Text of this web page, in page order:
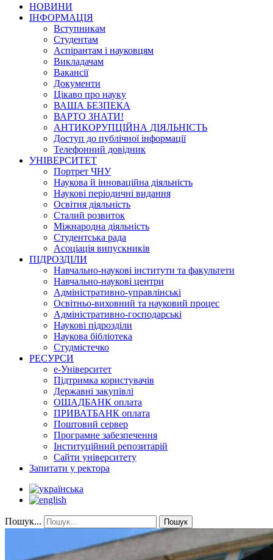
НОВИНИ
ІНФОРМАЦІЯ
Вступникам
Студентам
Аспірантам і науковцям
Викладачам
Вакансії
Документи
Цікаво про науку
ВАША БЕЗПЕКА
ВАРТО ЗНАТИ!
АНТИКОРУПЦІЙНА ДІЯЛЬНІСТЬ
Доступ до публічної інформації
Телефонний довідник
УНІВЕРСИТЕТ
Портрет ЧНУ
Наукова й інноваційна діяльність
Наукові періодичні видання
Освітня діяльність
Сталий розвиток
Міжнародна діяльність
Студентська рада
Асоціація випускників
ПІДРОЗДІЛИ
Навчально-наукові інститути та факультети
Навчально-наукові центри
Адміністративно-управлінські
Освітньо-виховний та науковий процес
Адміністративно-господарські
Наукові підрозділи
Наукова бібліотека
Студмістечко
РЕСУРСИ
е-Університет
Підтримка користувачів
Державні закупівлі
ОЩАДБАНК оплата
ПРИВАТБАНК оплата
Поштовий сервер
Програмне забезпечення
Інституційний репозитарій
Сайти університету
Запитати у ректора
Пошук... Пошук